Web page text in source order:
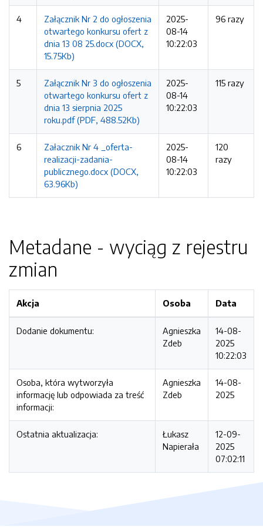
4
Załącznik Nr 2 do ogłoszenia
otwartego konkursu ofert z
dnia 13 08 25.docx (DOCX,
15.75Kb)
2025-
08-14
10:22:03
96 razy
5
Załącznik Nr 3 do ogłoszenia
otwartego konkursu ofert z
dnia 13 sierpnia 2025
roku.pdf (PDF, 488.52Kb)
2025-
08-14
10:22:03
115 razy
6
Załacznik Nr 4 _oferta-
realizacji-zadania-
publicznego.docx (DOCX,
63.96Kb)
2025-
08-14
10:22:03
120
razy
Metadane - wyciąg z rejestru
zmian
Akcja Osoba Data
Dodanie dokumentu:
Agnieszka
Zdeb
14-08-
2025
10:22:03
Osoba, która wytworzyła
informację lub odpowiada za treść
informacji:
Agnieszka
Zdeb
14-08-
2025
Ostatnia aktualizacja:
Łukasz
Napierała
12-09-
2025
07:02:11